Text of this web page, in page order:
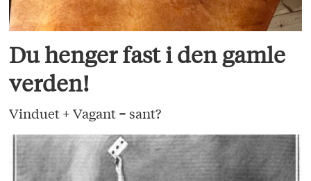
Du henger fast i den gamle
verden!
Vinduet + Vagant = sant?